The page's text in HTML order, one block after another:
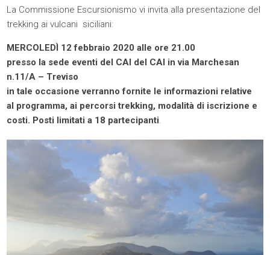
La Commissione Escursionismo vi invita alla presentazione del
trekking ai vulcani siciliani:
MERCOLEDÌ 12 febbraio 2020 alle ore 21.00
presso la sede eventi del CAI del CAI in via Marchesan
n.11/A – Treviso
in tale occasione verranno fornite le informazioni relative
al programma, ai percorsi trekking, modalità di iscrizione e
costi. Posti limitati a 18 partecipanti.